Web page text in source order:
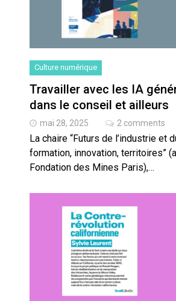
Culture numérique
Travailler avec les IA
dans le conseil et ailleurs
mai 28, 2025 2 comments
La chaire “Futurs de l’industrie et
formation, innovation, territoires”
Fondation des Mines Paris),…